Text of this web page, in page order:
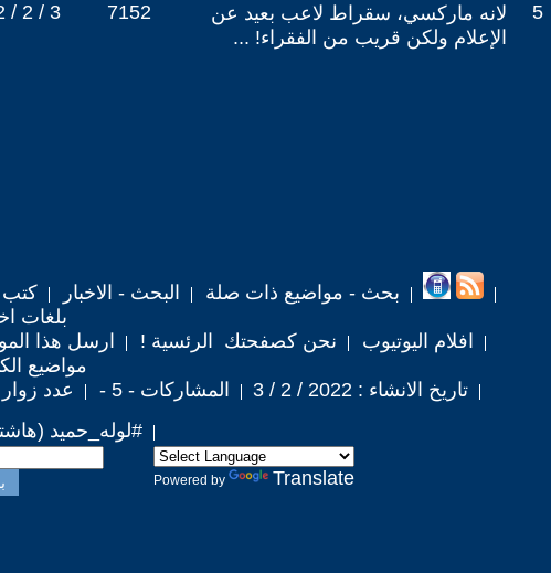
/ 2 / 3 7152
لانه ماركسي، سقراط لاعب بعيد عن
الإعلام ولكن قريب من الفقراء! ...
5
بحث - مواضيع ذات صلة البحث - الاخبار كتب
بلغات
افلام اليوتيوب
نحن كصفحتك الرئسية ! ارسل هذا
مواضيع
تاريخ الانشاء : 2022 / 2 / 3
المشاركات - 5 - عدد زوار
#لوله_حميد
Powered by Translate